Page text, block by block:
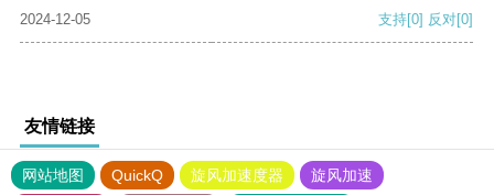
2024-12-05 支持[0] 反对[0]
友情链接
网站地图 QuickQ 旋风加速度器 旋风加速